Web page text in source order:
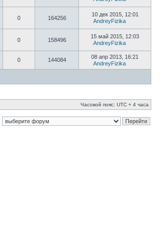
0 164256
10 дек 2015, 12:01
AndreyFizika
0 158496
15 май 2015, 12:03
AndreyFizika
0 144084
08 апр 2013, 16:21
AndreyFizika
Часовой пояс: UTC + 4 часа